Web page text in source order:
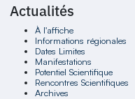
Actualités
À l'affiche
Informations régionales
Dates Limites
Manifestations
Potentiel Scientifique
Rencontres Scientifiques
Archives